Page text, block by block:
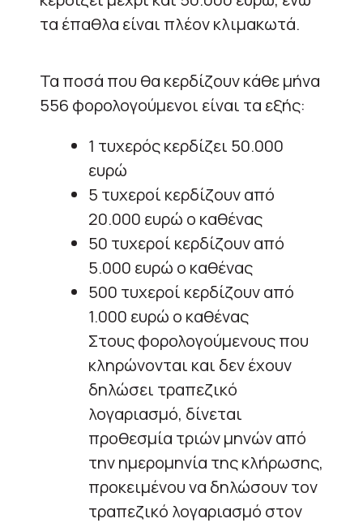
τα έπαθλα είναι πλέον κλιμακωτά.
Τα ποσά που θα κερδίζουν κάθε μήνα
556 φορολογούμενοι είναι τα εξής:
1 τυχερός κερδίζει 50.000
ευρώ
5 τυχεροί κερδίζουν από
20.000 ευρώ ο καθένας
50 τυχεροί κερδίζουν από
5.000 ευρώ ο καθένας
500 τυχεροί κερδίζουν από
1.000 ευρώ ο καθένας
Στους φορολογούμενους που
κληρώνονται και δεν έχουν
δηλώσει τραπεζικό
λογαριασμό, δίνεται
προθεσμία τριών μηνών από
την ημερομηνία της κλήρωσης,
προκειμένου να δηλώσουν τον
τραπεζικό λογαριασμό στον